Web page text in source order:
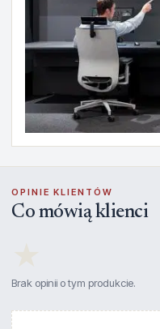
OPINIE KLIENTÓW
Co mówią klienci
Brak opinii o tym produkcie.